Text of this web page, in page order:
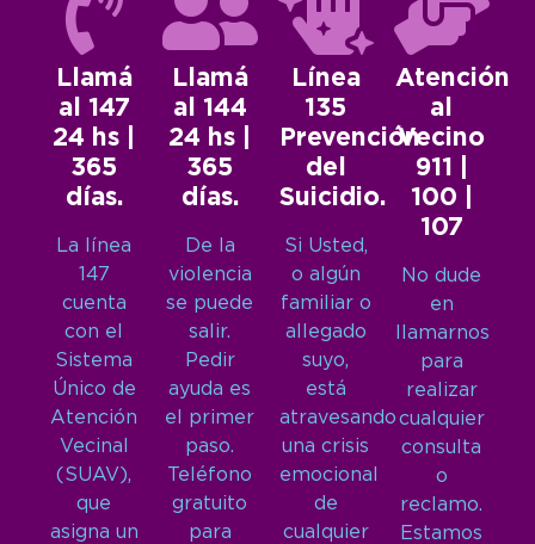
Llamá
al 147
24 hs |
365
días.
La línea
147
cuenta
con el
Sistema
Único de
Atención
Vecinal
(SUAV),
que
asigna un
Llamá
al 144
24 hs |
365
días.
De la
violencia
se puede
salir.
Pedir
ayuda es
el primer
paso.
Teléfono
gratuito
para
Línea
135
Prevención
del
Suicidio.
Si Usted,
o algún
familiar o
allegado
suyo,
está
atravesando
una crisis
emocional
de
cualquier
Atención
al
Vecino
911 |
100 |
107
No dude
en
llamarnos
para
realizar
cualquier
consulta
o
reclamo.
Estamos